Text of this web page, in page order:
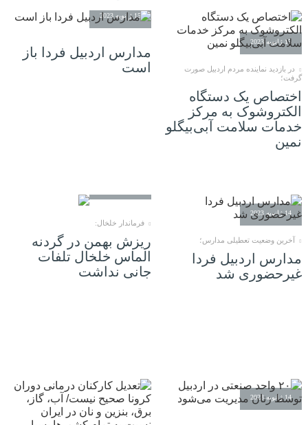
15 ژانویه 2023
در بازدید نماینده مردم اردبیل صورت
گرفت؛
اختصاص یک دستگاه
الکتروشوک به مرکز
خدمات سلامت آبی‌بیگلو
نمین
15 ژانویه 2023
مدارس اردبیل فردا باز
است
14 ژانویه 2023
آخرین وضعیت تعطیلی مدارس؛
مدارس اردبیل فردا
غیرحضوری‌ شد
فرماندار خلخال:
ریزش بهمن در گردنه
الماس خلخال تلفات
جانی نداشت
14 ژانویه 2023